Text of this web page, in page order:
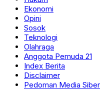
Ekonomi
Opini
Sosok
Teknologi
Olahraga
Anggota Pemuda 21
Index Berita
Disclaimer
Pedoman Media Siber